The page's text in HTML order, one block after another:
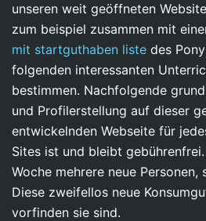
unseren weit geöffneten
zum beispiel zusammen mit
mit startguthaben liste des
folgenden interessanten
bestimmen. Nachfolgende
und Profilerstellung auf dieser
entwickelnden Webseite für
Sites ist und bleibt
Woche mehrere neue Personen,
Diese zweifellos neue
vorfinden sie sind.